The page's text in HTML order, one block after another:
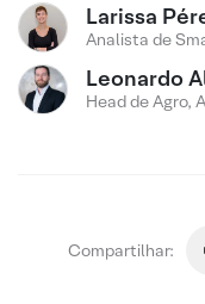
Larissa
Analista de
Leonardo
Head de Agro,
Compartilhar: